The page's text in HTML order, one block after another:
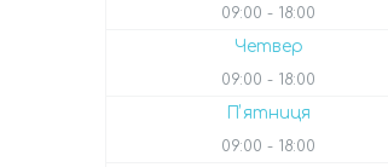
09:00 18:00
Четвер
09:00 18:00
Пʼятниця
09:00 18:00